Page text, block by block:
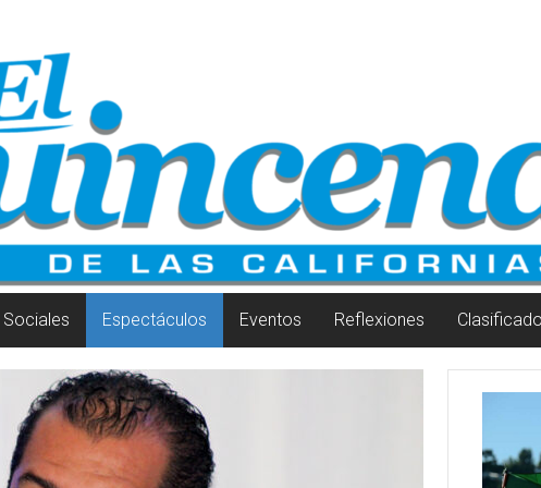
Sociales Espectáculos Eventos Reflexiones